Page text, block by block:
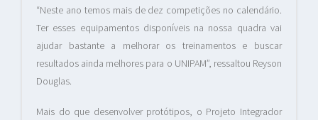
“Neste ano temos mais de dez competições no calendário.
Ter esses equipamentos disponíveis na nossa quadra vai
ajudar bastante a melhorar os treinamentos e buscar
resultados ainda melhores para o UNIPAM”, ressaltou Reyson
Douglas.
Mais do que desenvolver protótipos, o Projeto Integrador